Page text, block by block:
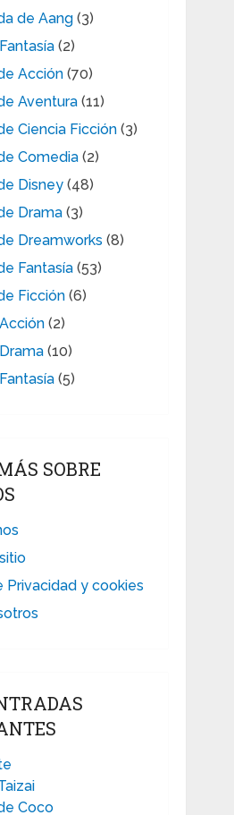
de Aang(3)
(2)
Acción(70)
Aventura(11)
Ciencia Ficción(3)
Comedia(2)
Disney(48)
Drama(3)
Dreamworks (8)
Fantasía(53)
Ficción(6)
(2)
(10)
(5)
SOBRE
Privacidad y cookies
Coco